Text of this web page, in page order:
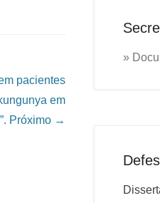
pacientes
em
Próximo →
»